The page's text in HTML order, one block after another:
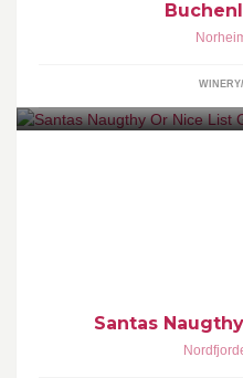
Santas